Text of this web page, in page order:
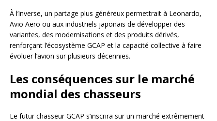
À l’inverse, un partage plus généreux permettrait à Leonardo,
Avio Aero ou aux industriels japonais de développer des
variantes, des modernisations et des produits dérivés,
renforçant l’écosystème GCAP et la capacité collective à faire
évoluer l’avion sur plusieurs décennies.
Les conséquences sur le marché
mondial des chasseurs
Le futur chasseur GCAP s’inscrira sur un marché extrêmement